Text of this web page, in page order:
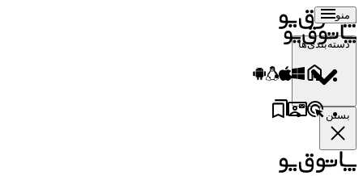
منو
دسته‌بندی‌ها
بستن